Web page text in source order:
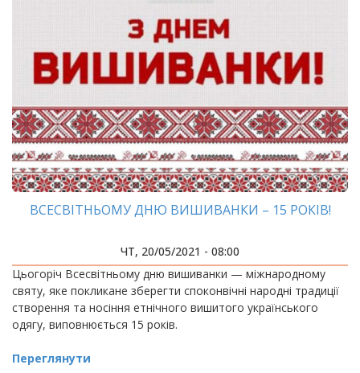
ВСЕСВІТНЬОМУ ДНЮ ВИШИВАНКИ – 15 РОКІВ!
ЧТ, 20/05/2021 - 08:00
Цьогоріч Всесвітньому дню вишиванки — міжнародному
святу, яке покликане зберегти споконвічні народні традиції
створення та носіння етнічного вишитого українського
одягу, виповнюється 15 років.
Переглянути